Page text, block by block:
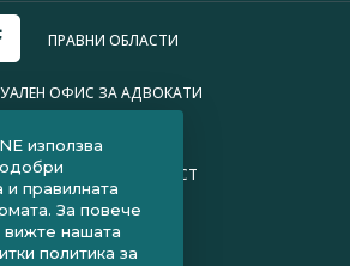
ПРАВНИ ОБЛАСТИ
ОФИС ЗА АДВОКАТИ
ЗА ПОВЕРИТЕЛНОСТ
ЧЗВ ЗА КЛИЕНТИ
ЧЗВ ЗА АДВОКАТИ
използва
и правилната
За повече
нашата
политика за